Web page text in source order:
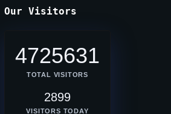
Our Visitors
4725631
TOTAL VISITORS
2899
VISITORS TODAY